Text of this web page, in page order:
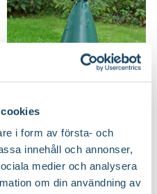
i form av första- och
innehåll och annonser,
medier och analysera
om din användning av
väv produktsida
Blomsterlandet
249:-
Välj butik
Online
Slut i lager
Till Produkten
till